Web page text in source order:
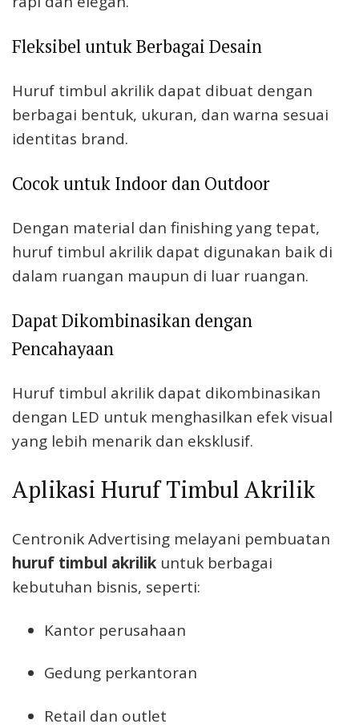
Fleksibel untuk Berbagai Desain
Huruf timbul akrilik dapat dibuat dengan
berbagai bentuk, ukuran, dan warna sesuai
identitas brand.
Cocok untuk Indoor dan Outdoor
Dengan material dan finishing yang tepat,
huruf timbul akrilik dapat digunakan baik di
dalam ruangan maupun di luar ruangan.
Dapat Dikombinasikan dengan
Pencahayaan
Huruf timbul akrilik dapat dikombinasikan
dengan LED untuk menghasilkan efek visual
yang lebih menarik dan eksklusif.
Aplikasi Huruf Timbul Akrilik
Centronik Advertising melayani pembuatan
huruf timbul akrilik untuk berbagai
kebutuhan bisnis, seperti:
Kantor perusahaan
Gedung perkantoran
Retail dan outlet